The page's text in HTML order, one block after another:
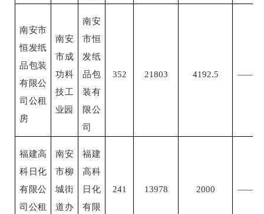
南安市
恒发纸
品包装
有限公
司公租
房
南安
市成
功科
技工
业园
南安
市恒
发纸
品包
装有
限公
司
352 21803 4192.5 ——
福建高
科日化
有限公
司公租
南安
市柳
城街
道办
福建
高科
日化
有限
241 13978 2000 ——